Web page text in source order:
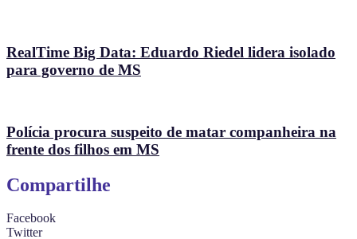
RealTime Big Data: Eduardo Riedel lidera isolado
para governo de MS
Polícia procura suspeito de matar companheira na
frente dos filhos em MS
Compartilhe
Facebook
Twitter